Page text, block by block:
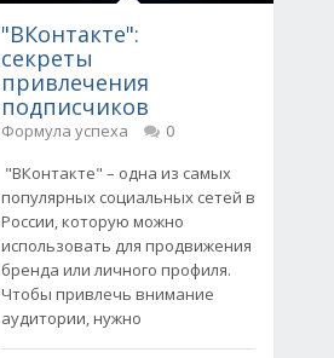
"ВКонтакте":
секреты
привлечения
подписчиков
Формула успеха
0
"ВКонтакте" – одна из самых
популярных социальных сетей в
России, которую можно
использовать для продвижения
бренда или личного профиля.
Чтобы привлечь внимание
аудитории, нужно